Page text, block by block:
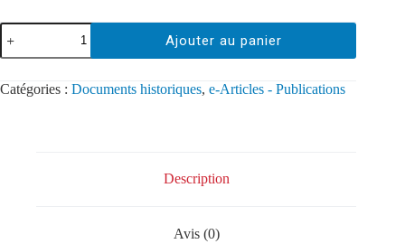
Ajouter au panier
Catégories : Documents historiques, e-Articles - Publications
Description
Avis (0)